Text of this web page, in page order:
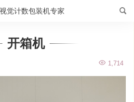
视觉计数包装机专家
开箱机
1,714